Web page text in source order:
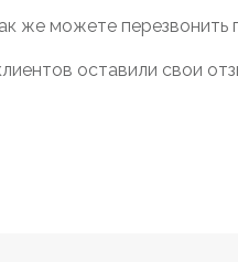
же можете
оставили свои